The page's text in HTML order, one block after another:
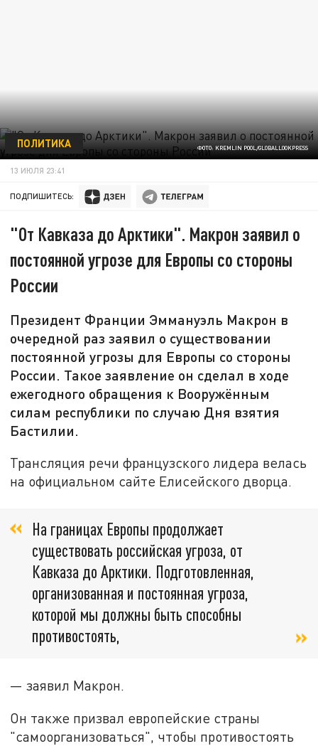
ФОТО: KREMLIN POOL/GLOBALLOOKPRESS
ПОЛИТИКА
13 ИЮЛЯ 23:41
ПОДПИШИТЕСЬ:
"От Кавказа до Арктики". Макрон заявил о
постоянной угрозе для Европы со стороны
России
Президент Франции Эммануэль Макрон в
очередной раз заявил о существовании
постоянной угрозы для Европы со стороны
России. Такое заявление он сделал в ходе
ежегодного обращения к Вооружённым
силам республики по случаю Дня взятия
Бастилии.
Трансляция речи французского лидера велась
на официальном сайте Елисейского дворца.
На границах Европы продолжает
существовать российская угроза, от
Кавказа до Арктики. Подготовленная,
организованная и постоянная угроза,
которой мы должны быть способны
противостоять,
— заявил Макрон.
Он также призвал европейские страны
"самоорганизоваться", чтобы противостоять